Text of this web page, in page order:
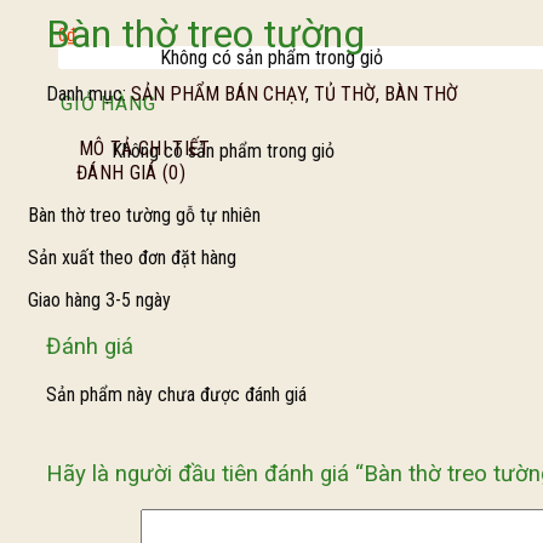
0₫
Không có sản phẩm trong giỏ
GIỎ HÀNG
Không có sản phẩm trong giỏ
Bàn thờ treo tường
Danh mục:SẢN PHẨM BÁN CHẠY, TỦ THỜ, BÀN THỜ
MÔ TẢ CHI TIẾT
ĐÁNH GIÁ (0)
Bàn thờ treo tường gỗ tự nhiên
Sản xuất theo đơn đặt hàng
Giao hàng 3-5 ngày
Đánh giá
Sản phẩm này chưa được đánh giá
Hãy là người đầu tiên đánh giá “Bàn thờ treo